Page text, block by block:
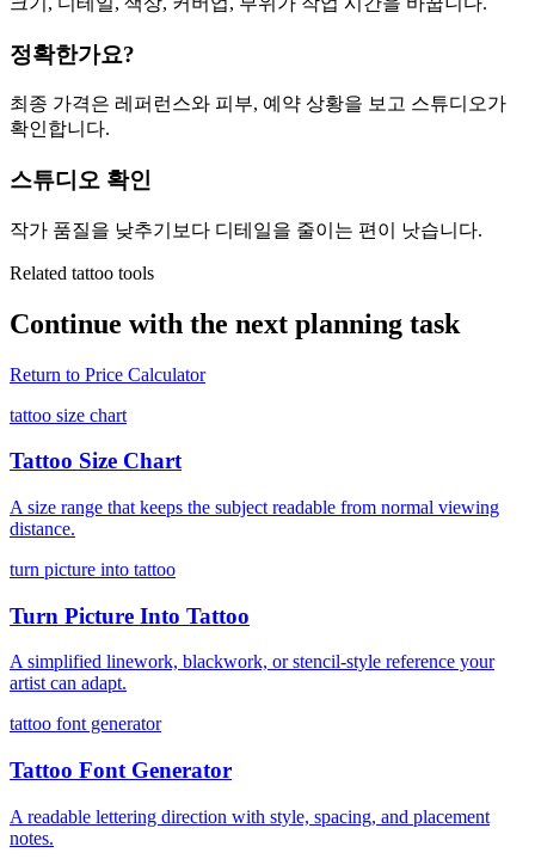
정확한가요?
최종 가격은 레퍼런스와 피부, 예약 상황을 보고 스튜디오가
확인합니다.
스튜디오 확인
작가 품질을 낮추기보다 디테일을 줄이는 편이 낫습니다.
Related tattoo tools
Continue with the next planning task
Return to Price Calculator
tattoo size chart
Tattoo Size Chart
A size range that keeps the subject readable from normal viewing
distance.
turn picture into tattoo
Turn Picture Into Tattoo
A simplified linework, blackwork, or stencil-style reference your
artist can adapt.
tattoo font generator
Tattoo Font Generator
A readable lettering direction with style, spacing, and placement
notes.